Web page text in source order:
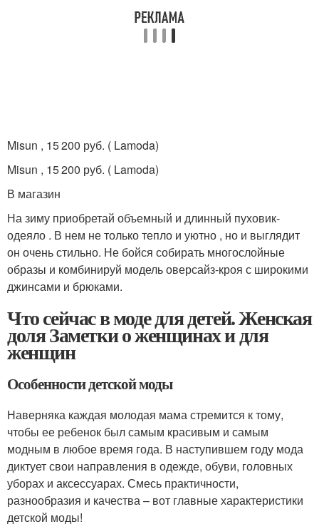
Misun , 15 200 руб. ( Lamoda)
Misun , 15 200 руб. ( Lamoda)
В магазин
На зиму приобретай объемный и длинный пуховик-
одеяло . В нем не только тепло и уютно , но и выглядит
он очень стильно. Не бойся собирать многослойные
образы и комбинируй модель оверсайз-кроя с широкими
джинсами и брюками.
Что сейчас в моде для детей. Женская
доля Заметки о женщинах и для
женщин
Особенности детской моды
Наверняка каждая молодая мама стремится к тому,
чтобы ее ребенок был самым красивым и самым
модным в любое время года. В наступившем году мода
диктует свои направления в одежде, обуви, головных
уборах и аксессуарах. Смесь практичности,
разнообразия и качества – вот главные характеристики
детской моды!